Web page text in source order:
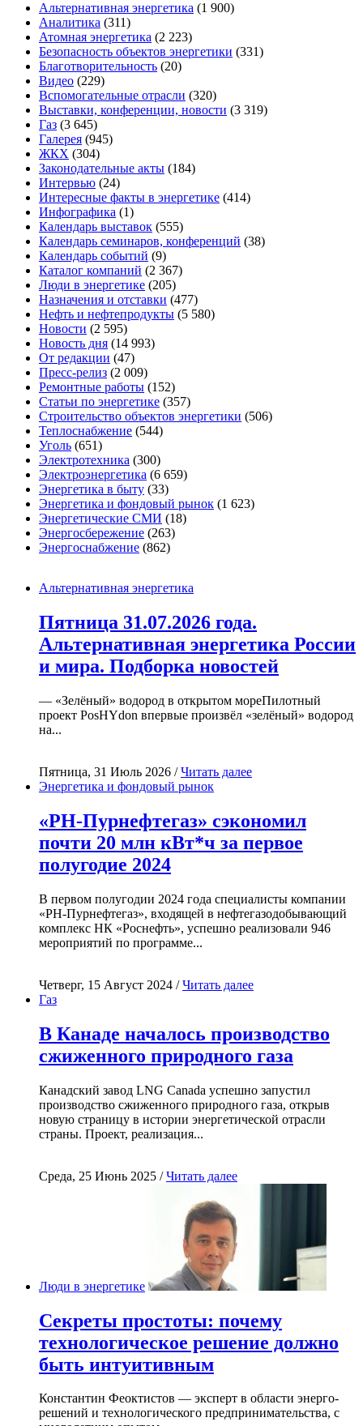
Альтернативная энергетика (1 900)
Аналитика (311)
Атомная энергетика (2 223)
Безопасность объектов энергетики (331)
Благотворительность (20)
Видео (229)
Вспомогательные отрасли (320)
Выставки, конференции, новости (3 319)
Газ (3 645)
Галерея (945)
ЖКХ (304)
Законодательные акты (184)
Интервью (24)
Интересные факты в энергетике (414)
Инфографика (1)
Календарь выставок (555)
Календарь семинаров, конференций (38)
Календарь событий (9)
Каталог компаний (2 367)
Люди в энергетике (205)
Назначения и отставки (477)
Нефть и нефтепродукты (5 580)
Новости (2 595)
Новость дня (14 993)
От редакции (47)
Пресс-релиз (2 009)
Ремонтные работы (152)
Статьи по энергетике (357)
Строительство объектов энергетики (506)
Теплоснабжение (544)
Уголь (651)
Электротехника (300)
Электроэнергетика (6 659)
Энергетика в быту (33)
Энергетика и фондовый рынок (1 623)
Энергетические СМИ (18)
Энергосбережение (263)
Энергоснабжение (862)
Альтернативная энергетика
Пятница 31.07.2026 года.
Альтернативная энергетика России
и мира. Подборка новостей
— «Зелёный» водород в открытом мореПилотный
проект PosHYdon впервые произвёл «зелёный» водород
на...
Пятница, 31 Июль 2026 /Читать далее
Энергетика и фондовый рынок
«РН-Пурнефтегаз» сэкономил
почти 20 млн кВт*ч за первое
полугодие 2024
В первом полугодии 2024 года специалисты компании
«РН-Пурнефтегаз», входящей в нефтегазодобывающий
комплекс НК «Роснефть», успешно реализовали 946
мероприятий по программе...
Четверг, 15 Август 2024 /Читать далее
Газ
В Канаде началось производство
сжиженного природного газа
Канадский завод LNG Canada успешно запустил
производство сжиженного природного газа, открыв
новую страницу в истории энергетической отрасли
страны. Проект, реализация...
Среда, 25 Июнь 2025 /Читать далее
Люди в энергетике
Секреты простоты: почему
технологическое решение должно
быть интуитивным
Константин Феоктистов — эксперт в области энерго-
решений и технологического предпринимательства, с